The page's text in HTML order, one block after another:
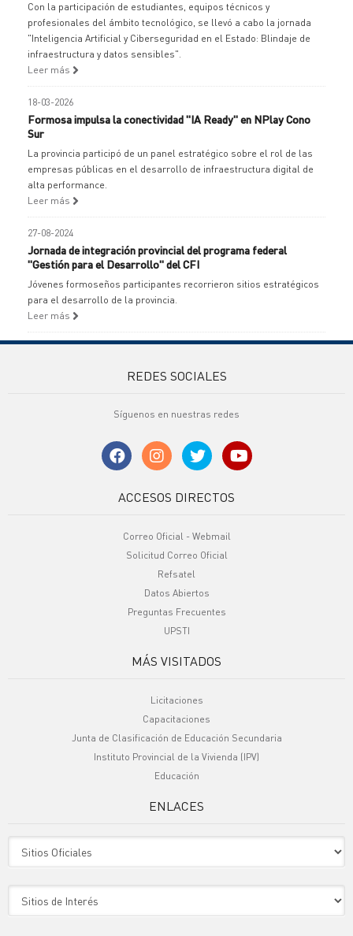
Con la participación de estudiantes, equipos técnicos y
profesionales del ámbito tecnológico, se llevó a cabo la jornada
"Inteligencia Artificial y Ciberseguridad en el Estado: Blindaje de
infraestructura y datos sensibles".
Leer más
18-03-2026
Formosa impulsa la conectividad "IA Ready" en NPlay Cono
Sur
La provincia participó de un panel estratégico sobre el rol de las
empresas públicas en el desarrollo de infraestructura digital de
alta performance.
Leer más
27-08-2024
Jornada de integración provincial del programa federal
"Gestión para el Desarrollo" del CFI
Jóvenes formoseños participantes recorrieron sitios estratégicos
para el desarrollo de la provincia.
Leer más
REDES SOCIALES
Síguenos en nuestras redes
ACCESOS DIRECTOS
Correo Oficial - Webmail
Solicitud Correo Oficial
Refsatel
Datos Abiertos
Preguntas Frecuentes
UPSTI
MÁS VISITADOS
Licitaciones
Capacitaciones
Junta de Clasificación de Educación Secundaria
Instituto Provincial de la Vivienda (IPV)
Educación
ENLACES